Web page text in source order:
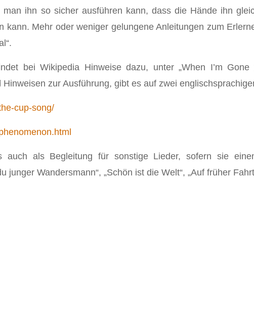
ihn so sicher ausführen kann, dass die Hände ihn
Mehr oder weniger gelungene Anleitungen zum
bei Wikipedia Hinweise dazu, unter „When I’m Gone
zur Ausführung, gibt es auf zwei
cup-song/
als Begleitung für sonstige Lieder, sofern sie
Wandersmann“, „Schön ist die Welt“, „Auf früher